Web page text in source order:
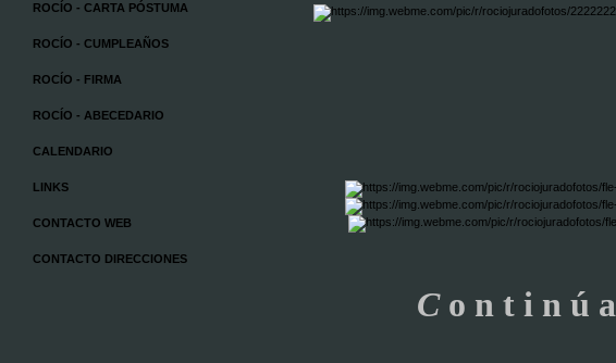
ROCÍO - CARTA PÓSTUMA
ROCÍO - CUMPLEAÑOS
ROCÍO - FIRMA
ROCÍO - ABECEDARIO
CALENDARIO
LINKS
CONTACTO WEB
CONTACTO DIRECCIONES
Co n t i n ú a